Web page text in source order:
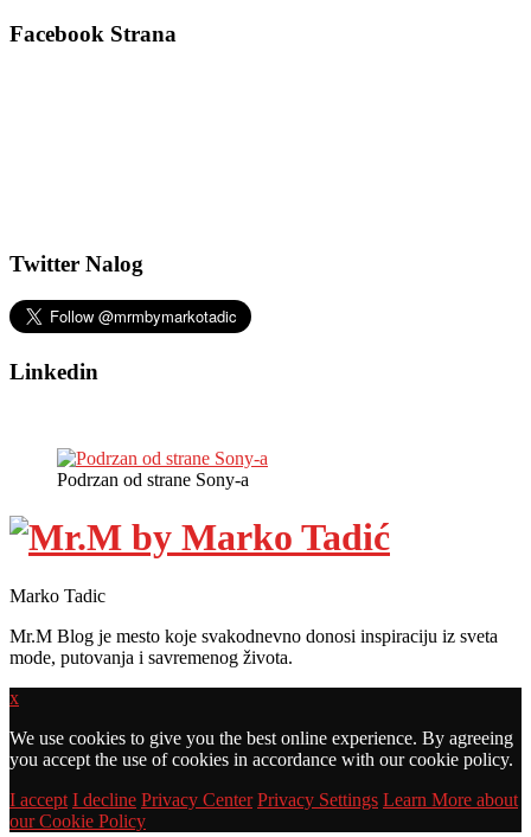
Facebook Strana
Twitter Nalog
Linkedin
Podrzan od strane Sony-a
Marko Tadic
Mr.M Blog je mesto koje svakodnevno donosi inspiraciju iz sveta
mode, putovanja i savremenog života.
x
We use cookies to give you the best online experience. By agreeing
you accept the use of cookies in accordance with our cookie policy.
I accept I decline Privacy Center Privacy Settings Learn More about
our Cookie Policy